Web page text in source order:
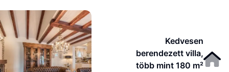
Kedvesen
berendezett villa,
több mint 180 m²